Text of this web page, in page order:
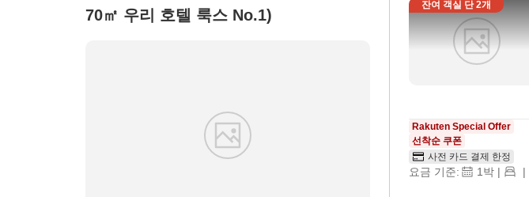
70㎡ 우리 호텔 룩스 No.1)
잔여 객실 단2개
Rakuten Special Offer
선착순 쿠폰
사전 카드 결제 한정
요금 기준: 1박 | |